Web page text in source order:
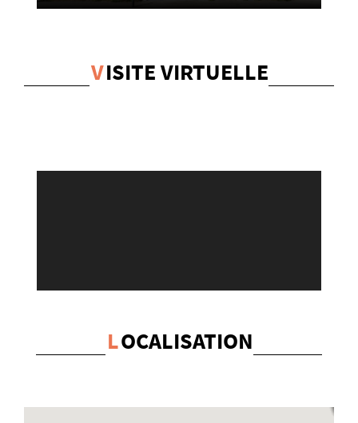
VISITE VIRTUELLE
LOCALISATION